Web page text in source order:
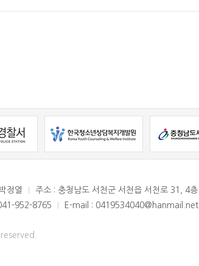
정열
주소 : 충청남도 서천군 서천읍 서천로 31, 4층
952-8765 E-mail : 0419534040@hanmail.net